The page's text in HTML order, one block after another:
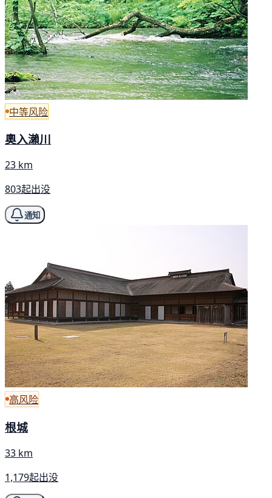
中等风险
奧入瀨川
23 km
803起出没
通知
高风险
根城
33 km
1,179起出没